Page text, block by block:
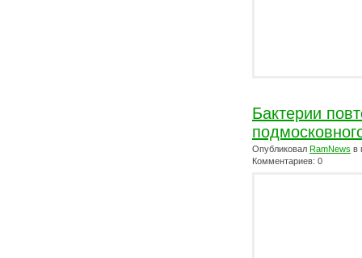
Бактерии
Опубликовал RamNews в
Комментариев: 0